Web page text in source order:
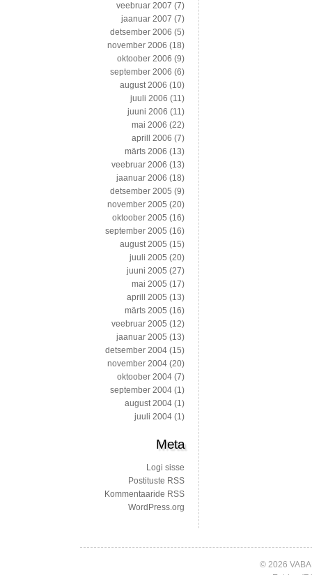
veebruar 2007 (7)
jaanuar 2007 (7)
detsember 2006 (5)
november 2006 (18)
oktoober 2006 (9)
september 2006 (6)
august 2006 (10)
juuli 2006 (11)
juuni 2006 (11)
mai 2006 (22)
aprill 2006 (7)
märts 2006 (13)
veebruar 2006 (13)
jaanuar 2006 (18)
detsember 2005 (9)
november 2005 (20)
oktoober 2005 (16)
september 2005 (16)
august 2005 (15)
juuli 2005 (20)
juuni 2005 (27)
mai 2005 (17)
aprill 2005 (13)
märts 2005 (16)
veebruar 2005 (12)
jaanuar 2005 (13)
detsember 2004 (15)
november 2004 (20)
oktoober 2004 (7)
september 2004 (1)
august 2004 (1)
juuli 2004 (1)
Meta
Logi sisse
Postituste RSS
Kommentaaride RSS
WordPress.org
© 2026